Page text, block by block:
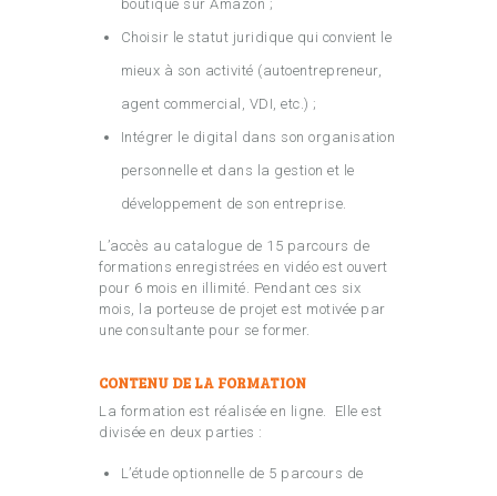
boutique sur Amazon ;
Choisir le statut juridique qui convient le
mieux à son activité (autoentrepreneur,
agent commercial, VDI, etc.) ;
Intégrer le digital dans son organisation
personnelle et dans la gestion et le
développement de son entreprise.
L’accès au catalogue de 15 parcours de
formations enregistrées en vidéo est ouvert
pour 6 mois en illimité. Pendant ces six
mois, la porteuse de projet est motivée par
une consultante pour se former.
CONTENU DE LA FORMATION
La formation est réalisée en ligne. Elle est
divisée en deux parties :
L’étude optionnelle de 5 parcours de